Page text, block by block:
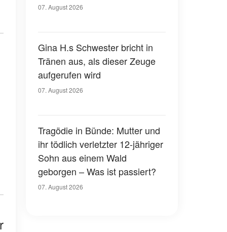
07. August 2026
Gina H.s Schwester bricht in
Tränen aus, als dieser Zeuge
aufgerufen wird
07. August 2026
Tragödie in Bünde: Mutter und
ihr tödlich verletzter 12-jähriger
Sohn aus einem Wald
geborgen – Was ist passiert?
07. August 2026